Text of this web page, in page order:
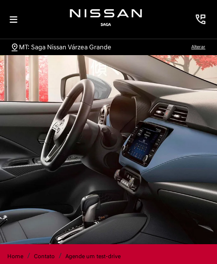
MT: Saga Nissan Várzea Grande Alterar
Home Contato Agende um test-drive